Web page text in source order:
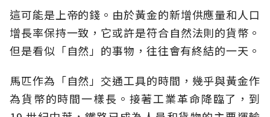
這可能是上帝的錢。由於黃金的新增供應量和人口
增長率保持一致，它或許是符合自然法則的貨幣。
但是看似「自然」的事物，往往會有終結的一天。
馬匹作為「自然」交通工具的時間，幾乎與黃金作
為貨幣的時間一樣長。接著工業革命降臨了，到